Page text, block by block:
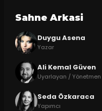
Sahne Arkasi
Duygu Asena
Yazar
Ali Kemal Güven
Uyarlayan / Yönetmen
Seda Özkaraca
Yapımcı